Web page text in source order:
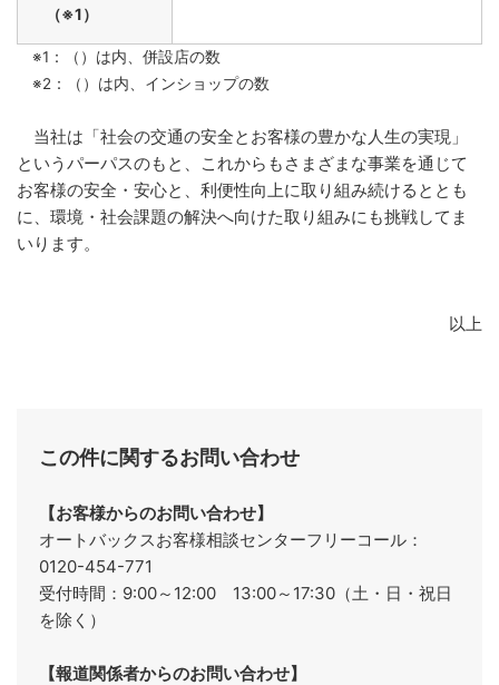
（※1）
※1：（）は内、併設店の数
※2：（）は内、インショップの数
当社は「社会の交通の安全とお客様の豊かな人生の実現」
というパーパスのもと、これからもさまざまな事業を通じて
お客様の安全・安心と、利便性向上に取り組み続けるととも
に、環境・社会課題の解決へ向けた取り組みにも挑戦してま
いります。
以上
この件に関するお問い合わせ
【お客様からのお問い合わせ】
オートバックスお客様相談センターフリーコール：
0120-454-771
受付時間：9:00～12:00 13:00～17:30（土・日・祝日
を除く）
【報道関係者からのお問い合わせ】